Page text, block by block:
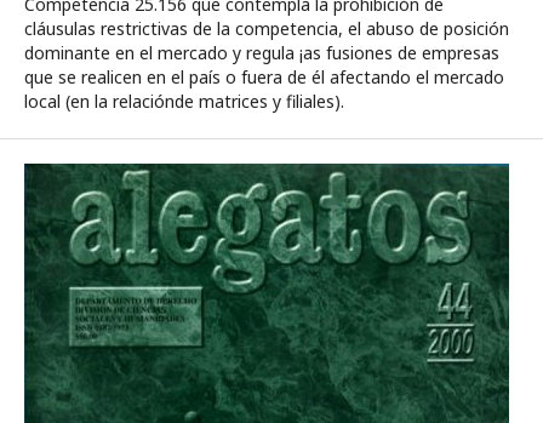
cláusulas restrictivas de la competencia, el abuso de posición
dominante en el mercado y regula ¡as fusiones de empresas
que se realicen en el país o fuera de él afectando el mercado
local (en la relaciónde matrices y filiales).